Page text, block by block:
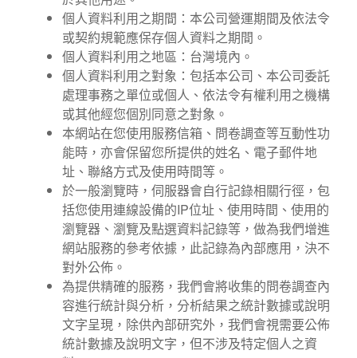
個人資料利用之期間：本公司營運期間及依法令
或契約規範應保存個人資料之期間。
個人資料利用之地區：台灣境內。
個人資料利用之對象：包括本公司、本公司委託
處理事務之單位或個人、依法令有權利用之機構
或其他經您個別同意之對象。
本網站在您使用服務信箱、問卷調查等互動性功
能時，亦會保留您所提供的姓名、電子郵件地
址、聯絡方式及使用時間等。
於一般瀏覽時，伺服器會自行記錄相關行徑，包
括您使用連線設備的IP位址、使用時間、使用的
瀏覽器、瀏覽及點選資料記錄等，做為我們增進
網站服務的參考依據，此記錄為內部應用，決不
對外公佈。
為提供精確的服務，我們會將收集的問卷調查內
容進行統計與分析，分析結果之統計數據或說明
文字呈現，除供內部研究外，我們會視需要公佈
統計數據及說明文字，但不涉及特定個人之資